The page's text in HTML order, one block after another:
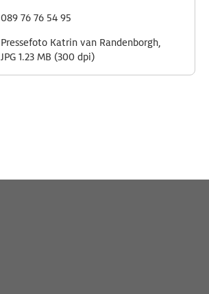
089 76 76 54 95
Pressefoto Katrin van Randenborgh,
JPG 1.23 MB (300 dpi)